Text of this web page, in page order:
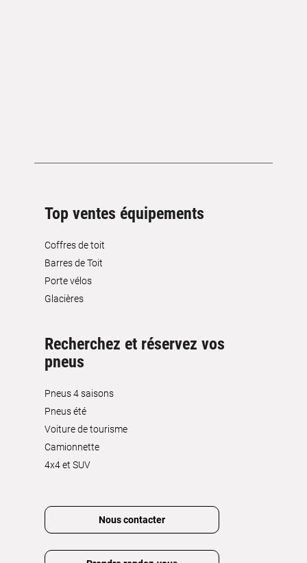
Top ventes équipements
Coffres de toit
Barres de Toit
Porte vélos
Glacières
Recherchez et réservez vos
pneus
Pneus 4 saisons
Pneus été
Voiture de tourisme
Camionnette
4x4 et SUV
Nous contacter